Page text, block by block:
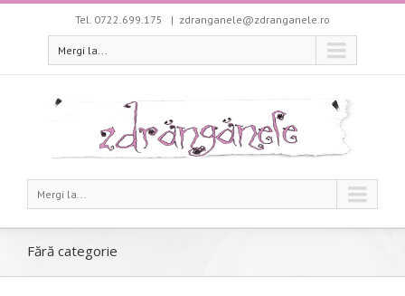
Tel. 0722.699.175 | zdranganele@zdranganele.ro
Mergi la...
Mergi la...
Fără categorie